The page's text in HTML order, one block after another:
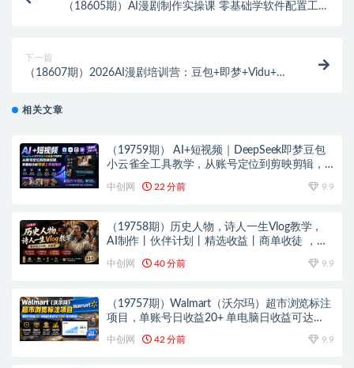
（18605期）AI漫剧制作实操课 零基础学软件配置工具
下一篇
（18607期）2026AI漫剧培训营：豆包+即梦+Vidu+海
相关文章
（19759期） AI+短视频｜DeepSeek即梦豆包
小云雀全工具教学，从账号定位到剪映剪辑，
中创网 22 分前 9.9
（19758期）历史人物，诗人一生Vlog教学，
AI制作丨伙伴计划丨精选收益丨商单收徒 ，新
中创网 40 分前 9.9
（19757期）Walmart（沃尔玛）超市浏览标注
项目，单账号日收益20+ 单电脑日收益可达
中创网 42 分前 9.9